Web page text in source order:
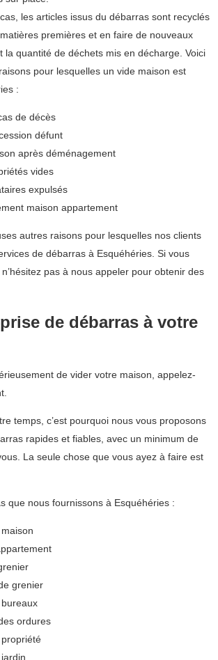
les articles issus du débarras sont recyclés
premières et en faire de nouveaux
la quantité de déchets mis en décharge. Voici
pour lesquelles un vide maison est
:
de décès
défunt
après déménagement
vides
expulsés
maison appartement
autres raisons pour lesquelles nos clients
de débarras à Esquéhéries. Si vous
pas à nous appeler pour obtenir des
de débarras à votre
de vider votre maison, appelez-
temps, c’est pourquoi nous vous proposons
rapides et fiables, avec un minimum de
La seule chose que vous ayez à faire est
que nous fournissons à Esquéhéries :
grenier
ordures